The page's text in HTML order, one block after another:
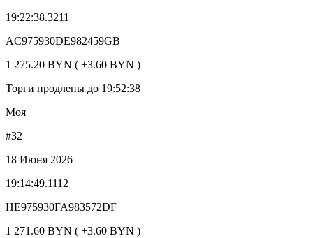
19:22:38.3211
AC975930DE982459GB
1 275.20 BYN ( +3.60 BYN )
Торги продлены до 19:52:38
Моя
#32
18 Июня 2026
19:14:49.1112
HE975930FA983572DF
1 271.60 BYN ( +3.60 BYN )